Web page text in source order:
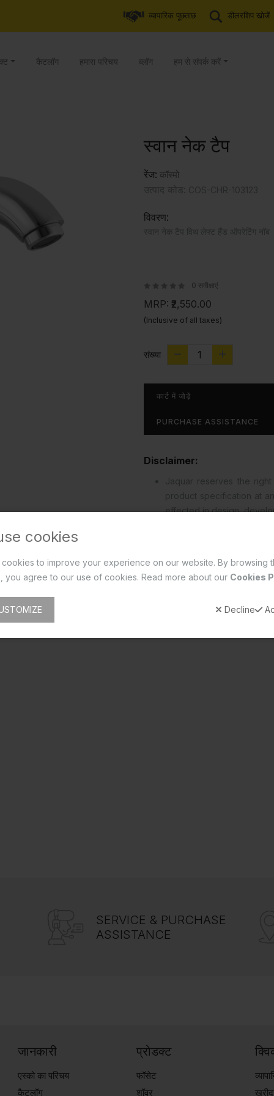
cookies
cookies to improve your experience on our website. By browsing
you agree to our use of cookies. Read more about our Cookies
Decline
व्यापारिक पूछताछ डीलरशिप खोजें
कैटलॉग हमारा परिचय ब्लॉग हम से संपर्क करें
स्वान नेक टैप
रेंज: कॉस्मो
विवरण:
0 समीक्षाएं
MRP: ₹2,550.00
(Inclusive of all taxes)
संख्या
कार्ट में जोड़ें
PURCHASE ASSISTANCE
Disclaimer:
effected in design,
SERVICE & PURCHASE
ASSISTANCE
जानकारी
एस्को का परिचय
कैटलॉग
प्रोडक्ट
फॉसेट
शॉवर